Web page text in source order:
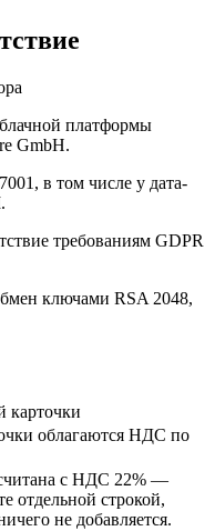
платформы
GmbH.
в том числе у дата-
требованиям GDPR
ключами RSA 2048,
карточки
облагаются НДС по
с НДС 22% —
отдельной строкой,
не добавляется.